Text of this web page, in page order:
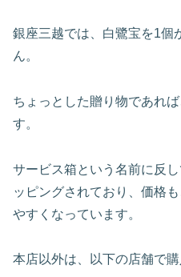
銀座三越では、白鷺宝を1個
ん。
ちょっとした贈り物であれば
す。
サービス箱という名前に反
ッピングされており、価格
やすくなっています。
本店以外は、以下の店舗で購